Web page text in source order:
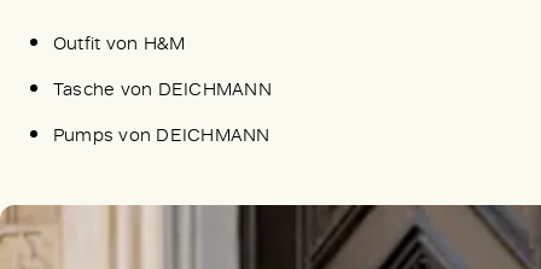
Outfit von H&M
Tasche von DEICHMANN
Pumps von DEICHMANN